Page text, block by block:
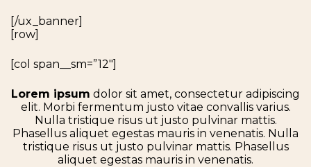
[/ux_banner]
[row]
[col span__sm=”12″]
Lorem ipsum dolor sit amet, consectetur adipiscing
elit. Morbi fermentum justo vitae convallis varius.
Nulla tristique risus ut justo pulvinar mattis.
Phasellus aliquet egestas mauris in venenatis. Nulla
tristique risus ut justo pulvinar mattis. Phasellus
aliquet egestas mauris in venenatis.